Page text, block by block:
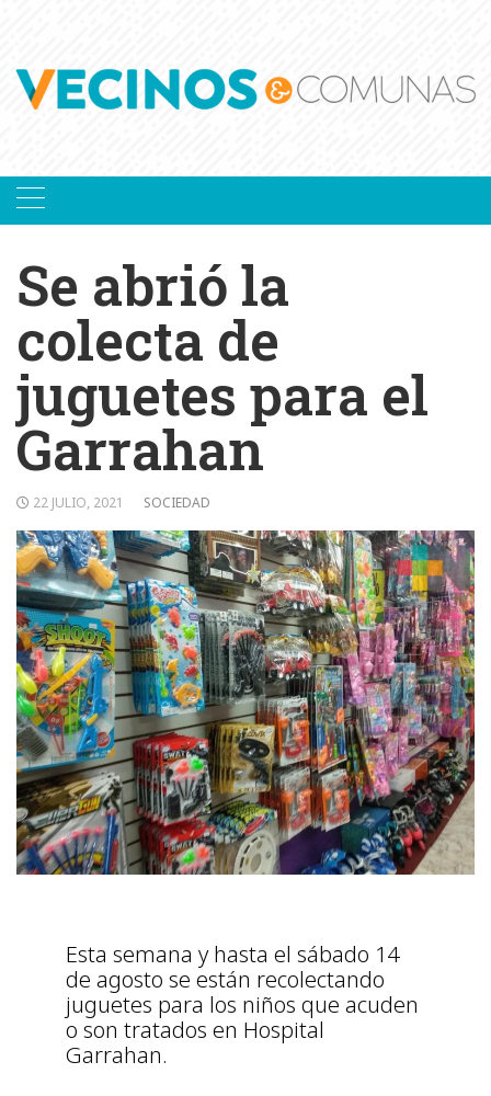
Se abrió la
colecta de
juguetes para el
Garrahan
22 JULIO, 2021 SOCIEDAD
Esta semana y hasta el sábado 14
de agosto se están recolectando
juguetes para los niños que acuden
o son tratados en Hospital
Garrahan.